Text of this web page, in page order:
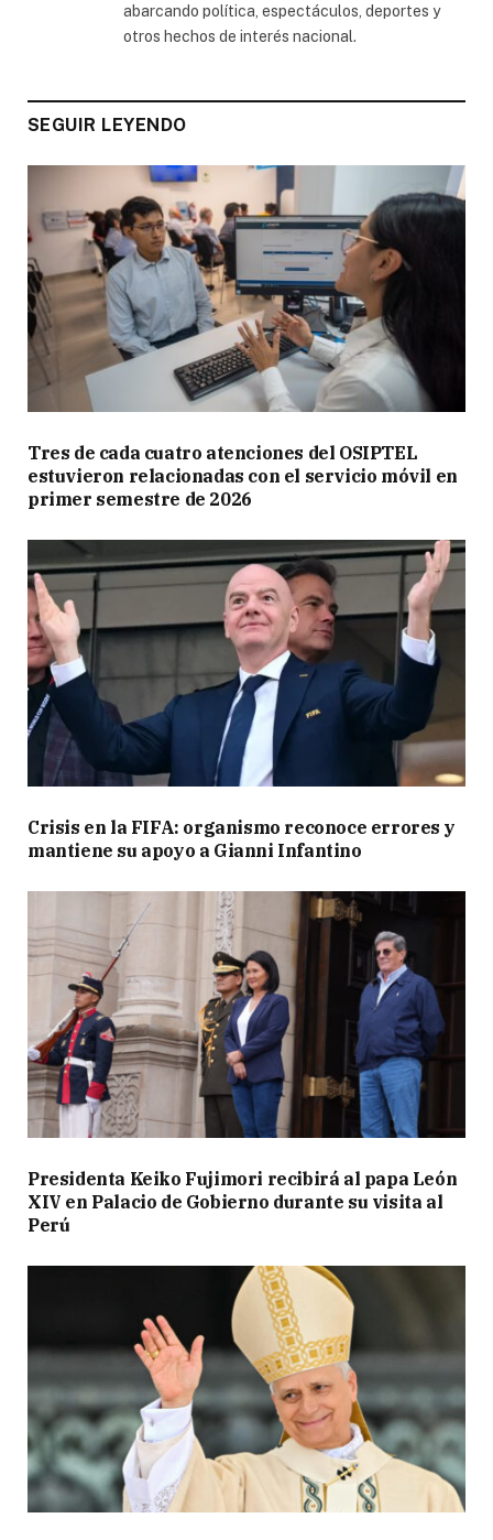
abarcando política, espectáculos, deportes y
otros hechos de interés nacional.
SEGUIR LEYENDO
Tres de cada cuatro atenciones del OSIPTEL
estuvieron relacionadas con el servicio móvil en
primer semestre de 2026
Crisis en la FIFA: organismo reconoce errores y
mantiene su apoyo a Gianni Infantino
Presidenta Keiko Fujimori recibirá al papa León
XIV en Palacio de Gobierno durante su visita al
Perú